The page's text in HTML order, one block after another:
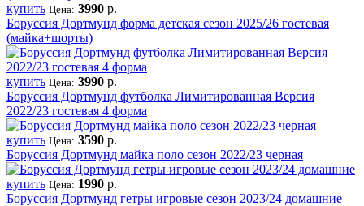
купить Цена: 3990 р.
Боруссия Дортмунд форма детская сезон 2025/26 гостевая
(майка+шорты)
купить Цена: 3990 р.
Боруссия Дортмунд футболка Лимитированная Версия
2022/23 гостевая 4 форма
купить Цена: 3590 р.
Боруссия Дортмунд майка поло сезон 2022/23 черная
купить Цена: 1990 р.
Боруссия Дортмунд гетры игровые сезон 2023/24 домашние